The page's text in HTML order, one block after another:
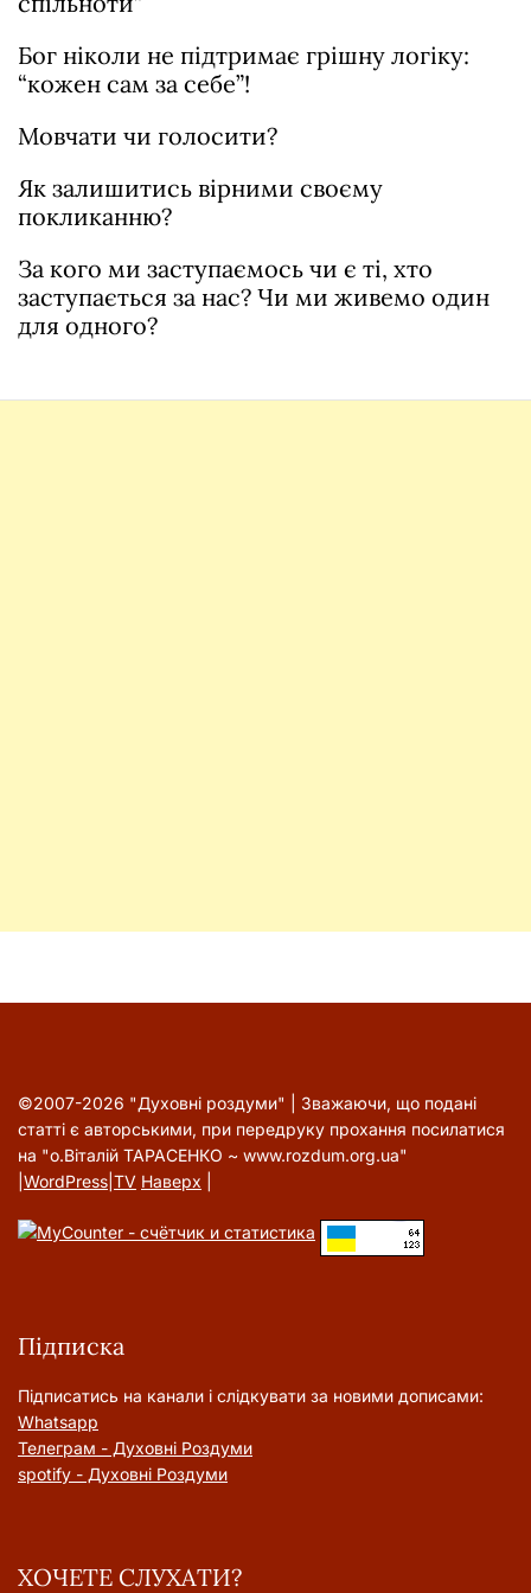
Бог ніколи не підтримає грішну логіку:
“кожен сам за себе”!
Мовчати чи голосити?
Як залишитись вірними своєму
покликанню?
За кого ми заступаємось чи є ті, хто
заступається за нас? Чи ми живемо один
для одного?
©2007-2026 "Духовні роздуми" | Зважаючи, що подані
статті є авторськими, при передруку прохання посилатися
на "о.Віталій ТАРАСЕНКО ~ www.rozdum.org.ua"
WordPress TV Наверх
Підписка
Підписатись на канали і слідкувати за новими дописами:
Whatsapp
Телеграм - Духовні Роздуми
spotify - Духовні Роздуми
ХОЧЕТЕ СЛУХАТИ?